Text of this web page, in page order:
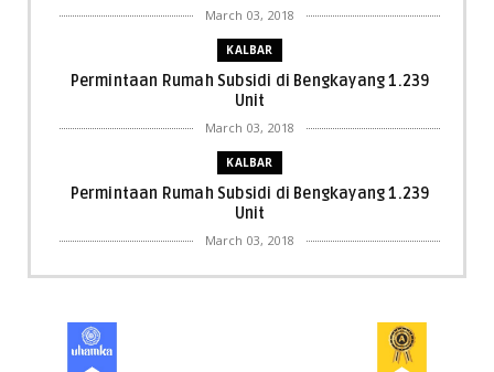
March 03, 2018
KALBAR
Permintaan Rumah Subsidi di Bengkayang 1.239
Unit
March 03, 2018
KALBAR
Permintaan Rumah Subsidi di Bengkayang 1.239
Unit
March 03, 2018
KALBAR